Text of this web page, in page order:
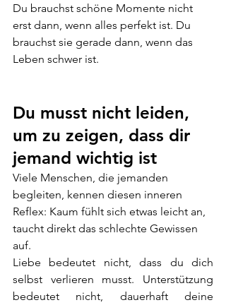
Du brauchst schöne Momente nicht
erst dann, wenn alles perfekt ist. Du
brauchst sie gerade dann, wenn das
Leben schwer ist.
Du musst nicht leiden,
um zu zeigen, dass dir
jemand wichtig ist
Viele Menschen, die jemanden
begleiten, kennen diesen inneren
Reflex: Kaum fühlt sich etwas leicht an,
taucht direkt das schlechte Gewissen
auf.
Liebe bedeutet nicht, dass du dich
selbst verlieren musst. Unterstützung
bedeutet nicht, dauerhaft deine